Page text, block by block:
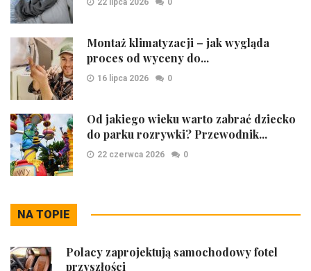
Montaż klimatyzacji – jak wygląda
proces od wyceny do...
16 lipca 2026 0
Od jakiego wieku warto zabrać dziecko
do parku rozrywki? Przewodnik...
22 czerwca 2026 0
NA TOPIE
Polacy zaprojektują samochodowy fotel
przyszłości